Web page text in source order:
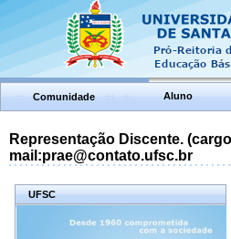
Comunidade Aluno
Representação Discente.
mail:prae@contato.ufsc.br
UFSC